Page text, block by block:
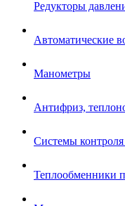
Редукторы
Автоматические
Манометры
Антифриз,
Системы
Теплообменники